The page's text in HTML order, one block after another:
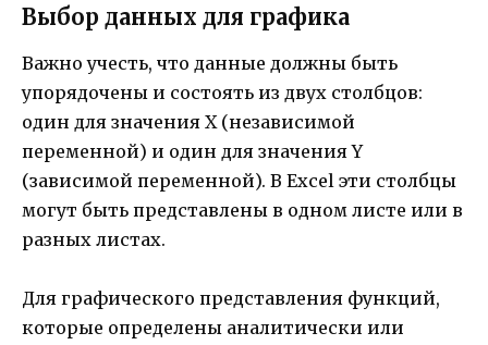
Выбор данных для графика
Важно учесть, что данные должны быть
упорядочены и состоять из двух столбцов:
один для значения X (независимой
переменной) и один для значения Y
(зависимой переменной). В Excel эти столбцы
могут быть представлены в одном листе или в
разных листах.
Для графического представления функций,
которые определены аналитически или